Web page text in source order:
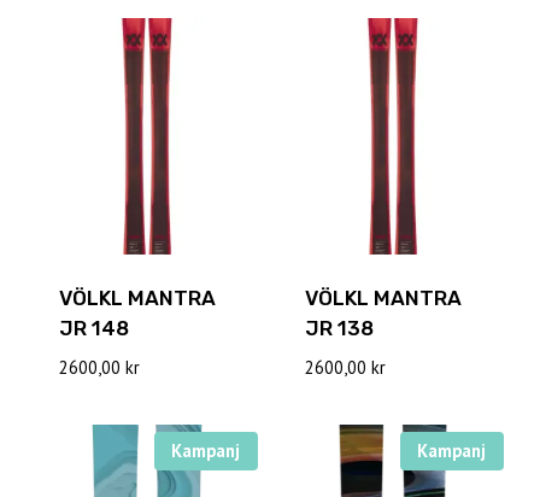
VÖLKL MANTRA
JR 148
2600,00 kr
VÖLKL MANTRA
JR 138
2600,00 kr
Kampanj Kampanj